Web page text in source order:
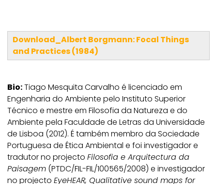
Download_Albert Borgmann: Focal Things
and Practices (1984)
Bio:Tiago Mesquita Carvalho é licenciado em
Engenharia do Ambiente pelo Instituto Superior
Técnico e mestre em Filosofia da Natureza e do
Ambiente pela Faculdade de Letras da Universidade
de Lisboa (2012). É também membro da Sociedade
Portuguesa de Ética Ambiental e foi investigador e
tradutor no projecto Filosofia e Arquitectura da
Paisagem (PTDC/FIL-FIL/100565/2008) e investigador
no projecto EyeHEAR, Qualitative sound maps for